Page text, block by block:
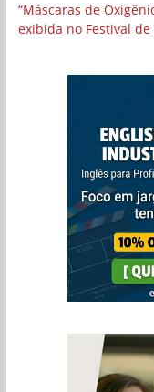
“Máscaras de
exibida no Festival